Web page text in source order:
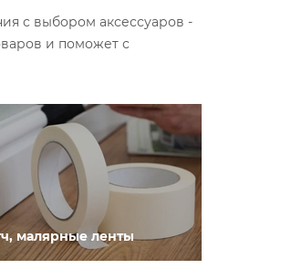
с выбором аксессуаров -
и поможет с
малярные ленты